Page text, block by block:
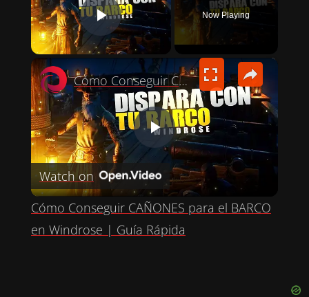
PLAY VIDEO
Now Playing
×
P
L
A
Cómo Conseguir CAÑONES para el BARCO en Windrose | Guía Rápida
Watch on
Cómo Conseguir CAÑONES para el BARCO
en Windrose | Guía Rápida